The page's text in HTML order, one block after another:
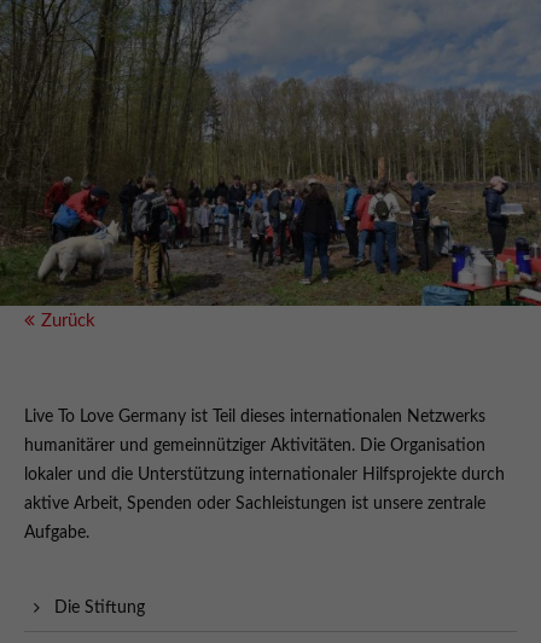
Zurück
Live To Love Germany ist Teil dieses internationalen Netzwerks
humanitärer und gemeinnütziger Aktivitäten. Die Organisation
lokaler und die Unterstützung internationaler Hilfsprojekte durch
aktive Arbeit, Spenden oder Sachleistungen ist unsere zentrale
Aufgabe.
Die Stiftung